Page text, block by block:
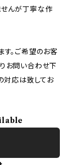
んが丁寧な作
。ご希望のお客
お問い合わせ下
対応は致してお